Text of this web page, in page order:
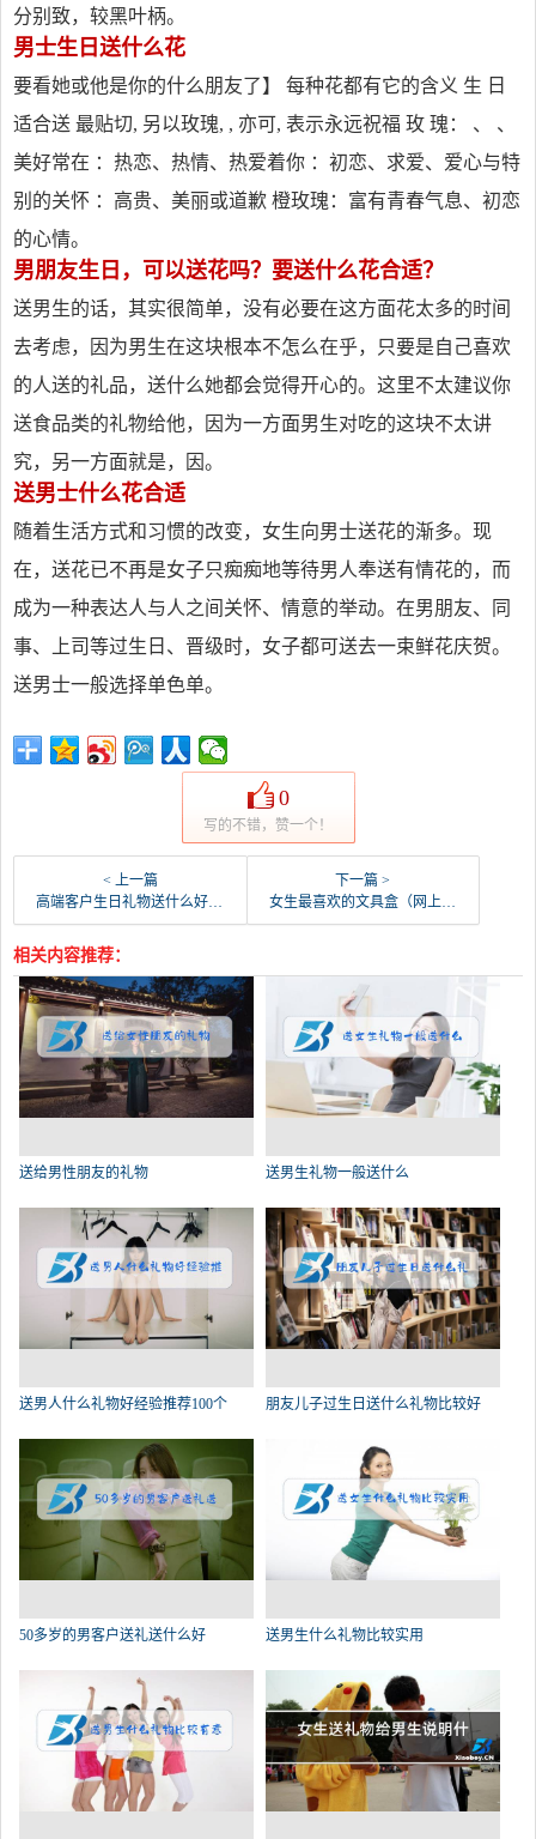
分别致，较黑叶柄。
男士生日送什么花
要看她或他是你的什么朋友了】 每种花都有它的含义 生 日
适合送 最贴切, 另以玫瑰, , 亦可, 表示永远祝福 玫 瑰： 、 、
美好常在 ：热恋、热情、热爱着你 ：初恋、求爱、爱心与特
别的关怀 ：高贵、美丽或道歉 橙玫瑰：富有青春气息、初恋
的心情。
男朋友生日，可以送花吗？要送什么花合适？
送男生的话，其实很简单，没有必要在这方面花太多的时间
去考虑，因为男生在这块根本不怎么在乎，只要是自己喜欢
的人送的礼品，送什么她都会觉得开心的。这里不太建议你
送食品类的礼物给他，因为一方面男生对吃的这块不太讲
究，另一方面就是，因。
送男士什么花合适
随着生活方式和习惯的改变，女生向男士送花的渐多。现
在，送花已不再是女子只痴痴地等待男人奉送有情花的，而
成为一种表达人与人之间关怀、情意的举动。在男朋友、同
事、上司等过生日、晋级时，女子都可送去一束鲜花庆贺。
送男士一般选择单色单。
0
写的不错，赞一个！
< 上一篇
高端客户生日礼物送什么好（送女性高端客户生日礼物）
下一篇 >
女生最喜欢的文具盒（网上最火的文具盒）
相关内容推荐：
送给男性朋友的礼物 送男生礼物一般送什么
送男人什么礼物好经验推荐100个 朋友儿子过生日送什么礼物比较好
50多岁的男客户送礼送什么好 送男生什么礼物比较实用